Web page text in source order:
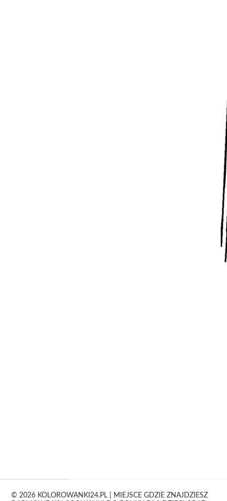
© 2026 KOLOROWANKI24.PL | MIEJSCE GDZIE ZNAJDZIESZ